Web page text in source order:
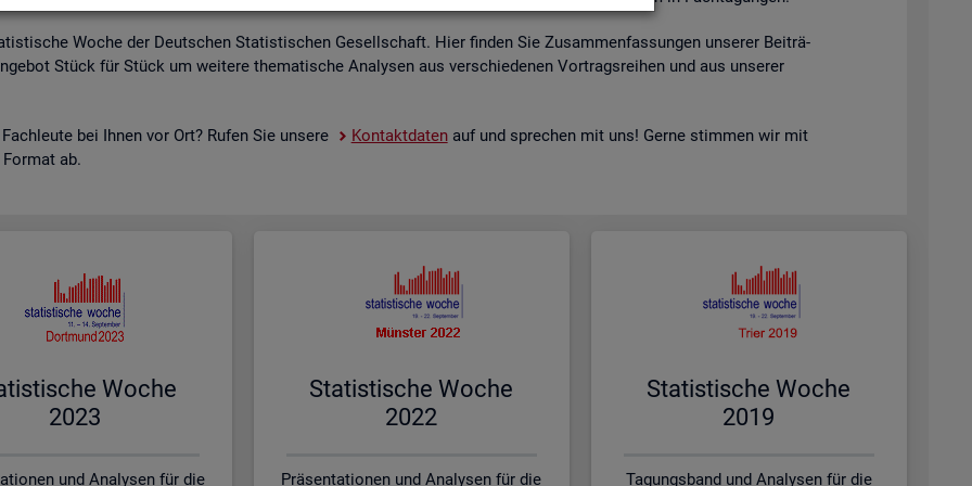
Woche der Deut­schen Sta­tis­ti­schen Ge­sell­schaft. Hier fin­den Sie Zu­sam­men­fas­sun­gen un­se­rer Bei­trä­
Stück für Stück um wei­te­re the­ma­ti­sche Ana­ly­sen aus ver­schie­de­nen Vor­trags­rei­hen und aus un­se­rer
bei Ihnen vor Ort? Rufen Sie un­se­re Kon­takt­da­tenauf und spre­chen mit uns! Gerne stim­men wir mit
ab.
Woche
2023
und Analysen für die
Sta­tis­ti­sche Woche
2022
Präsentationen und Analysen für die
Sta­tis­ti­sche Woche
2019
Tagungsband und Analysen für die